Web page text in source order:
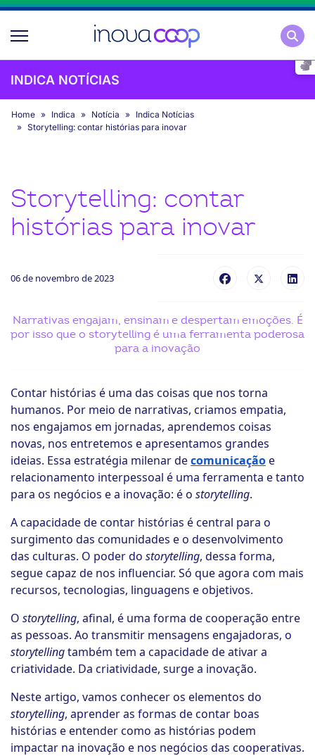
INDICA NOTÍCIAS
Home Indica Notícia
Indica Notícias
Storytelling: contar histórias para inovar
Storytelling: contar
histórias para inovar
06 de novembro de 2023
Narrativas engajam, ensinam e despertam emoções. É
por isso que o storytelling é uma ferramenta poderosa
para a inovação
Contar histórias é uma das coisas que nos torna
humanos. Por meio de narrativas, criamos empatia,
nos engajamos em jornadas, aprendemos coisas
novas, nos entretemos e apresentamos grandes
ideias. Essa estratégia milenar decomunicaçãoe
relacionamento interpessoal é uma ferramenta e tanto
para os negócios e a inovação: é o storytelling.
A capacidade de contar histórias é central para o
surgimento das comunidades e o desenvolvimento
das culturas. O poder do storytelling, dessa forma,
segue capaz de nos influenciar. Só que agora com mais
recursos, tecnologias, linguagens e objetivos.
O storytelling, afinal, é uma forma de cooperação entre
as pessoas. Ao transmitir mensagens engajadoras, o
storytellingtambém tem a capacidade de ativar a
criatividade. Da criatividade, surge a inovação.
Neste artigo, vamos conhecer os elementos do
storytelling, aprender as formas de contar boas
histórias e entender como as histórias podem
impactar na inovação e nos negócios das cooperativas.